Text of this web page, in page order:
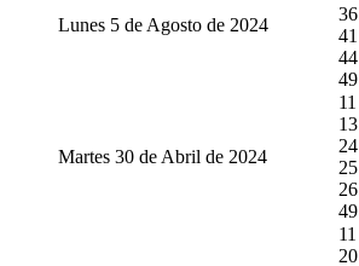
Lunes 5 de Agosto de 2024
36
41
44
49
Martes 30 de Abril de 2024
11
13
24
25
26
49
11
20